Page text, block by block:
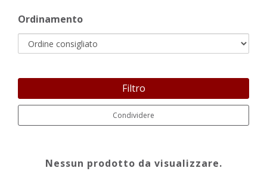
Ordinamento
Filtro
Condividere
Nessun prodotto da visualizzare.